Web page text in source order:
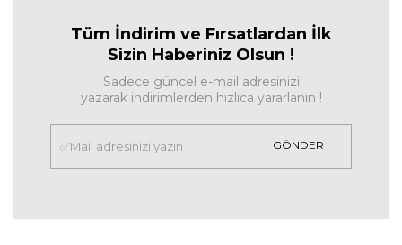
Tüm İndirim ve Fırsatlardan İlk
Sizin Haberiniz Olsun !
Sadece güncel e-mail adresinizi
yazarak indirimlerden hızlıca yararlanın !
GÖNDER